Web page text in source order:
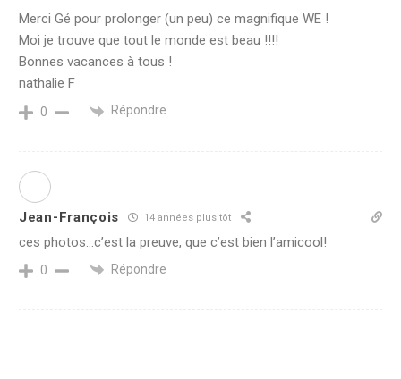
Merci Gé pour prolonger (un peu) ce magnifique WE !
Moi je trouve que tout le monde est beau !!!!
Bonnes vacances à tous !
nathalie F
0 Répondre
Jean-François 14 années plus tôt
ces photos…c’est la preuve, que c’est bien l’amicool!
0 Répondre